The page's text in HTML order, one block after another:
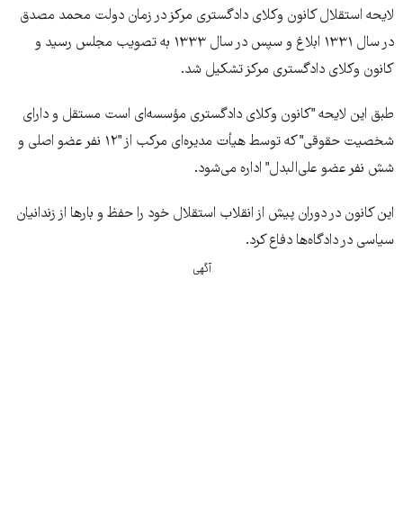
لايحه استقلال کانون وکلای دادگستری مرکز در زمان دولت محمد مصدق
در سال ۱۳۳۱ ابلاغ و سپس در سال ۱۳۳۳ به تصويب مجلس رسيد و
کانون وکلای دادگستری مرکز تشکيل شد.
طبق اين لايحه "کانون وکلای دادگستری مؤسسه‌ای است مستقل و دارای
شخصيت حقوقی" که توسط هیأت مديره‌ای مرکب از "۱۲ نفر عضو اصلی و
شش نفر عضو علی‌البدل" اداره می‌شود.
اين کانون در دوران پيش از انقلاب استقلال خود را حفظ و بارها از زندانيان
سياسی در دادگاه‌ها دفاع کرد.
آگهی